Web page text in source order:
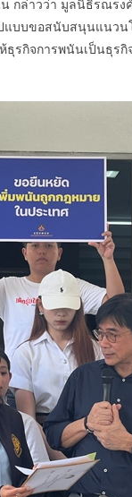
กล่าวว่า มูลนิธิรณร
บบขอสนับสนุนแนว
รกิจการพนันเป็นธุร